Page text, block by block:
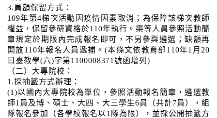
3.員額保留方式：
109年第4梯次活動因疫情因素取消；為保障該梯次教師
權益，保留參研資格於110年執行。渠等人員參照活動簡
章規定於期限內完成報名即可，不另參與遴選；缺額再
開放110年報名人員遞補。(本條文依教育部110年1月20
日臺教學(六)字第1100008371號函增列)
（二）大專院校：
1.採抽籤方式辦理：
(1)以國內大專院校為單位，參照活動報名簡章，遴選教
師1員及博、碩士、大四、大三學生6員（共計7員），組
隊報名參加（各學校報名以1隊為限），並採公開抽籤方